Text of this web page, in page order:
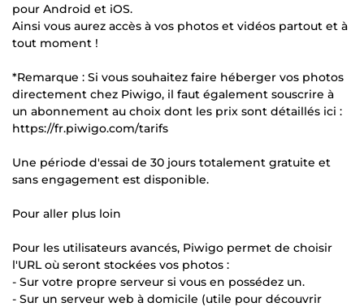
pour Android et iOS.
Ainsi vous aurez accès à vos photos et vidéos partout et à
tout moment !
*Remarque : Si vous souhaitez faire héberger vos photos
directement chez Piwigo, il faut également souscrire à
un abonnement au choix dont les prix sont détaillés ici :
https://fr.piwigo.com/tarifs
Une période d'essai de 30 jours totalement gratuite et
sans engagement est disponible.
Pour aller plus loin
Pour les utilisateurs avancés, Piwigo permet de choisir
l'URL où seront stockées vos photos :
- Sur votre propre serveur si vous en possédez un.
- Sur un serveur web à domicile (utile pour découvrir